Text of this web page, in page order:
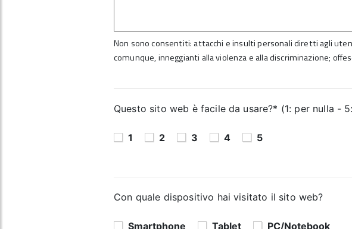
Non sono consentiti: attacchi e insulti personali diretti agli
comunque, inneggianti alla violenza e alla discriminazione;
Questo sito web è facile da usare?* (1: per nulla -
1 2 3 4 5
Con quale dispositivo hai visitato il sito web?
Smartphone Tablet PC/Notebook